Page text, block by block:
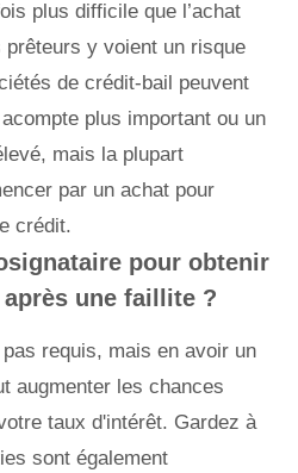
plus difficile que l’achat
y voient un risque
de crédit-bail peuvent
plus important ou un
mais la plupart
par un achat pour
crédit.
pour obtenir
une faillite ?
requis, mais en avoir un
augmenter les chances
taux d'intérêt. Gardez à
sont également